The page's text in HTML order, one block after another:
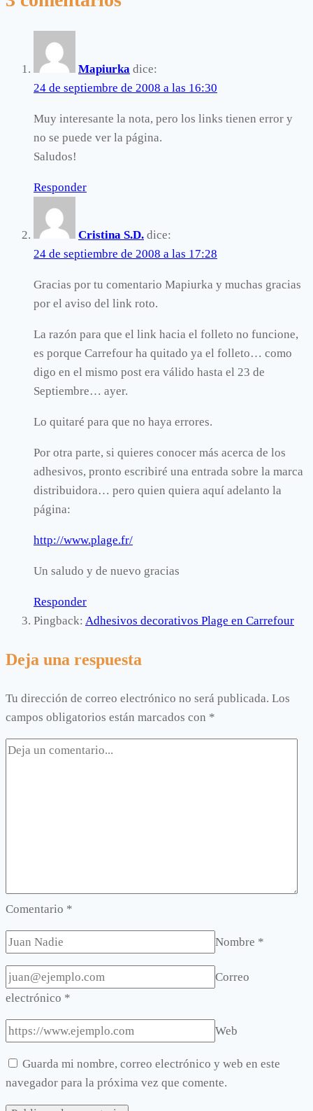
Mapiurka dice:
24 de septiembre de 2008 a las 16:30
Muy interesante la nota, pero los links tienen error y
no se puede ver la página.
Saludos!
Responder
Cristina S.D. dice:
24 de septiembre de 2008 a las 17:28
Gracias por tu comentario Mapiurka y muchas gracias
por el aviso del link roto.
La razón para que el link hacia el folleto no funcione,
es porque Carrefour ha quitado ya el folleto… como
digo en el mismo post era válido hasta el 23 de
Septiembre… ayer.
Lo quitaré para que no haya errores.
Por otra parte, si quieres conocer más acerca de los
adhesivos, pronto escribiré una entrada sobre la marca
distribuidora… pero quien quiera aquí adelanto la
página:
http://www.plage.fr/
Un saludo y de nuevo gracias
Responder
Pingback: Adhesivos decorativos Plage en Carrefour
Deja una respuesta
Tu dirección de correo electrónico no será publicada. Los
campos obligatorios están marcados con *
Comentario *
Nombre *
Correo
electrónico *
Web
Guarda mi nombre, correo electrónico y web en este
navegador para la próxima vez que comente.